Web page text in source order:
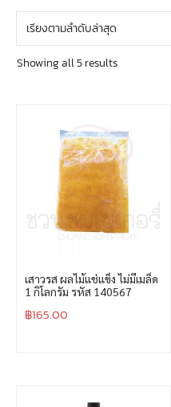
Showing all 5 results
เสาวรส ผลไม้แช่แข็ง ไม่มีเมล็ด
1 กิโลกรัม รหัส 140567
฿165.00